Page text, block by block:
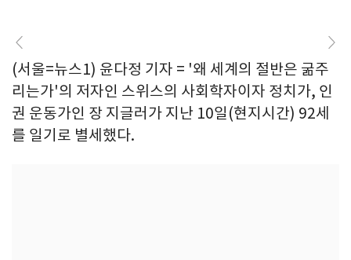
(서울=뉴스1) 윤다정 기자 = '왜 세계의 절반은 굶주
리는가'의 저자인 스위스의 사회학자이자 정치가, 인
권 운동가인 장 지글러가 지난 10일(현지시간) 92세
를 일기로 별세했다.